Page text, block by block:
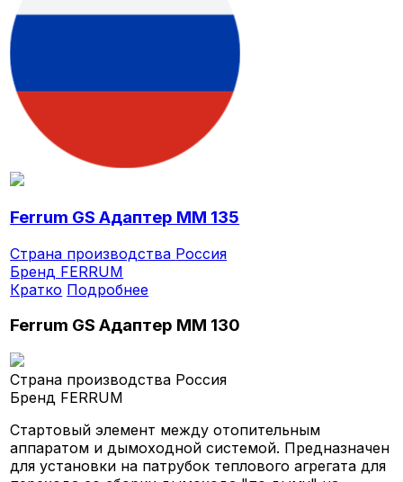
Ferrum GS Адаптер ММ 135
Страна производства Россия
Бренд FERRUM
Кратко Подробнее
Ferrum GS Адаптер ММ 130
Страна производства Россия
Бренд FERRUM
Стартовый элемент между отопительным
аппаратом и дымоходной системой. Предназначен
для установки на патрубок теплового агрегата для